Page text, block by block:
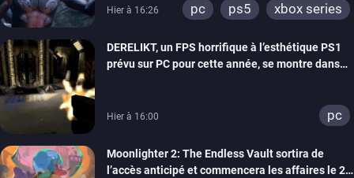
Hier à 16:26 pc ps5 xbox series
DERELIKT, un FPS horrifique à l’esthétique PS1
prévu sur PC pour cette année, se montre dans
Hier à 16:00 pc
Moonlighter 2: The Endless Vault sortira de
l’accès anticipé et commencera les affaires le 2